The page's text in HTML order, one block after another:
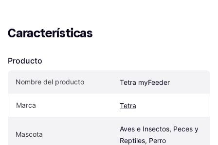
Características
Producto
Nombre del producto Tetra myFeeder
Marca Tetra
Mascota
Aves e Insectos, Peces y
Reptiles, Perro